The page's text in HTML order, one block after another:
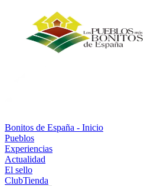
Bonitos de España - Inicio
Pueblos
Experiencias
Actualidad
El sello
ClubTienda